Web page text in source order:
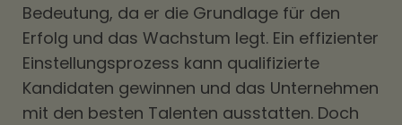
Bedeutung, da er die Grundlage für den
Erfolg und das Wachstum legt. Ein effizienter
Einstellungsprozess kann qualifizierte
Kandidaten gewinnen und das Unternehmen
mit den besten Talenten ausstatten. Doch